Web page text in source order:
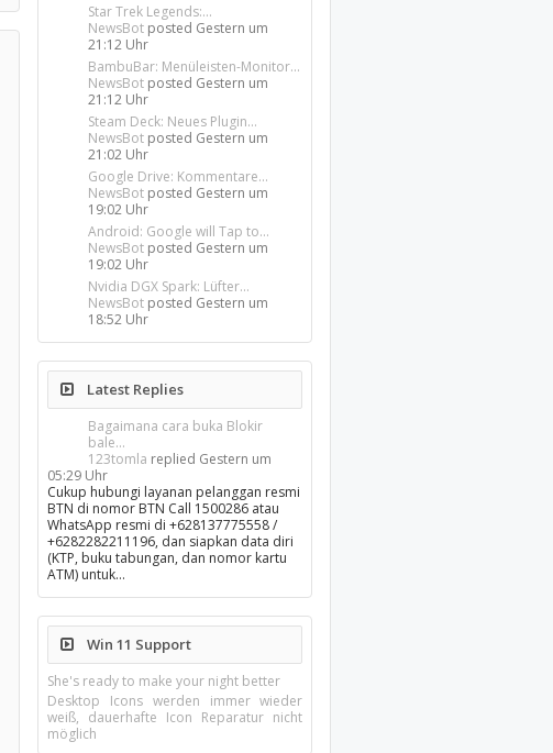
Star Trek Legends:...
NewsBot posted Gestern um
21:12 Uhr
BambuBar: Menüleisten-Monitor...
NewsBot posted Gestern um
21:12 Uhr
Steam Deck: Neues Plugin...
NewsBot posted Gestern um
21:02 Uhr
Google Drive: Kommentare...
NewsBot posted Gestern um
19:02 Uhr
Android: Google will Tap to...
NewsBot posted Gestern um
19:02 Uhr
Nvidia DGX Spark: Lüfter...
NewsBot posted Gestern um
18:52 Uhr
Latest Replies
Bagaimana cara buka Blokir
bale...
123tomla replied Gestern um
05:29 Uhr
Cukup hubungi layanan pelanggan resmi
BTN di nomor BTN Call 1500286 atau
WhatsApp resmi di +628137775558 /
+6282282211196, dan siapkan data diri
(KTP, buku tabungan, dan nomor kartu
ATM) untuk…
Win 11 Support
She's ready to make your night better
Desktop Icons werden immer wieder
weiß, dauerhafte Icon Reparatur nicht
möglich